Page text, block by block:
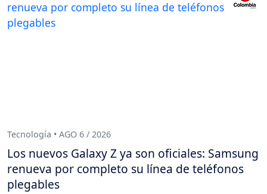
Tecnología • AGO 6 / 2026
Los nuevos Galaxy Z ya son oficiales: Samsung
renueva por completo su línea de teléfonos
plegables